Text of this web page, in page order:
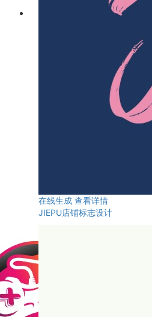
在线生成 查看详情
JIEPU店铺标志设计